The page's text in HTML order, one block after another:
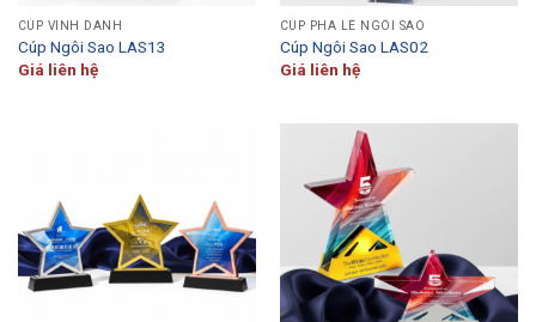
CÚP VINH DANH
Cúp Ngôi Sao LAS13
Giá liên hệ
CÚP PHA LÊ NGÔI SAO
Cúp Ngôi Sao LAS02
Giá liên hệ